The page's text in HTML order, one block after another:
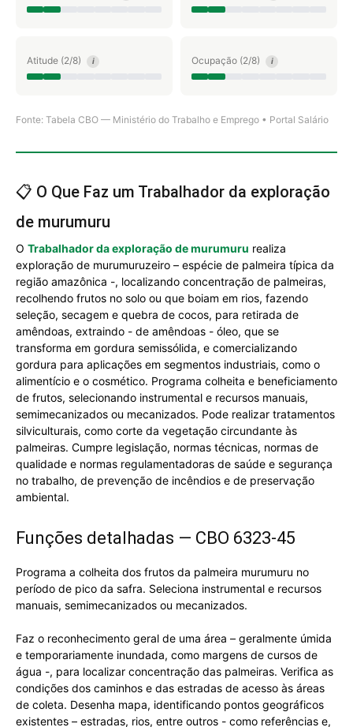
Atitude (2/8) i Ocupação (2/8) i
Fonte: Tabela CBO — Ministério do Trabalho e Emprego • Portal Salário
📋 O Que Faz um Trabalhador da exploração
de murumuru
O Trabalhador da exploração de murumuru realiza
exploração de murumuruzeiro – espécie de palmeira típica da
região amazônica -, localizando concentração de palmeiras,
recolhendo frutos no solo ou que boiam em rios, fazendo
seleção, secagem e quebra de cocos, para retirada de
amêndoas, extraindo - de amêndoas - óleo, que se
transforma em gordura semissólida, e comercializando
gordura para aplicações em segmentos industriais, como o
alimentício e o cosmético. Programa colheita e beneficiamento
de frutos, selecionando instrumental e recursos manuais,
semimecanizados ou mecanizados. Pode realizar tratamentos
silviculturais, como corte da vegetação circundante às
palmeiras. Cumpre legislação, normas técnicas, normas de
qualidade e normas regulamentadoras de saúde e segurança
no trabalho, de prevenção de incêndios e de preservação
ambiental.
Funções detalhadas — CBO 6323-45
Programa a colheita dos frutos da palmeira murumuru no
período de pico da safra. Seleciona instrumental e recursos
manuais, semimecanizados ou mecanizados.
Faz o reconhecimento geral de uma área – geralmente úmida
e temporariamente inundada, como margens de cursos de
água -, para localizar concentração das palmeiras. Verifica as
condições dos caminhos e das estradas de acesso às áreas
de coleta. Desenha mapa, identificando pontos geográficos
existentes – estradas, rios, entre outros - como referências e,